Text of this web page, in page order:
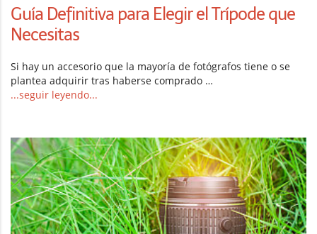
Guía Definitiva para Elegir el Trípode que
Necesitas
Si hay un accesorio que la mayoría de fotógrafos tiene o se
plantea adquirir tras haberse comprado …
...seguir leyendo...